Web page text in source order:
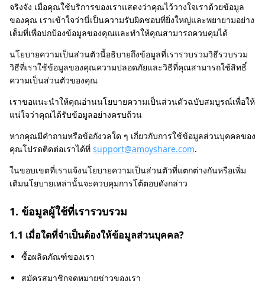
จริงจัง เมื่อคุณใช้บริการของเราแสดงว่าคุณไว้วางใจเราด้วยข้อมูล
ของคุณ เราเข้าใจว่านี่เป็นความรับผิดชอบที่ยิ่งใหญ่และพยายามอย่าง
เต็มที่เพื่อปกป้องข้อมูลของคุณและทำให้คุณสามารถควบคุมได้
นโยบายความเป็นส่วนตัวนี้อธิบายถึงข้อมูลที่เรารวบรวมวิธีรวบรวม
วิธีที่เราใช้ข้อมูลของคุณความปลอดภัยและวิธีที่คุณสามารถใช้สิทธิ์
ความเป็นส่วนตัวของคุณ
เราขอแนะนำให้คุณอ่านนโยบายความเป็นส่วนตัวฉบับสมบูรณ์เพื่อให้
แน่ใจว่าคุณได้รับข้อมูลอย่างครบถ้วน
หากคุณมีคำถามหรือข้อกังวลใด ๆ เกี่ยวกับการใช้ข้อมูลส่วนบุคคลของ
คุณโปรดติดต่อเราได้ที่ support@amoyshare.com.
ในขอบเขตที่เราแจ้งนโยบายความเป็นส่วนตัวที่แตกต่างกันหรือเพิ่ม
เติมนโยบายเหล่านั้นจะควบคุมการโต้ตอบดังกล่าว
1. ข้อมูลผู้ใช้ที่เรารวบรวม
1.1 เมื่อใดที่จำเป็นต้องให้ข้อมูลส่วนบุคคล?
ซื้อผลิตภัณฑ์ของเรา
สมัครสมาชิกจดหมายข่าวของเรา